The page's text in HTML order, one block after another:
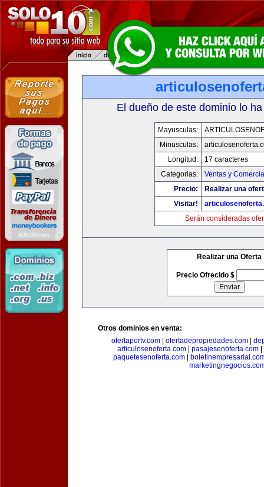
El dueño de este dominio lo
Mayusculas:
Minusculas:
Longitud:
17 caracteres
Categorias:
Ventas y
Precio:
Realizar una
Visitar!
Serán consideradas
Realizar una Oferta
Precio Ofrecido $
Otros dominios en venta:
ofertaportv.com
ofertadepropiedades.com
articulosenoferta.com
pasajesenoferta.com
paquetesenoferta.com|